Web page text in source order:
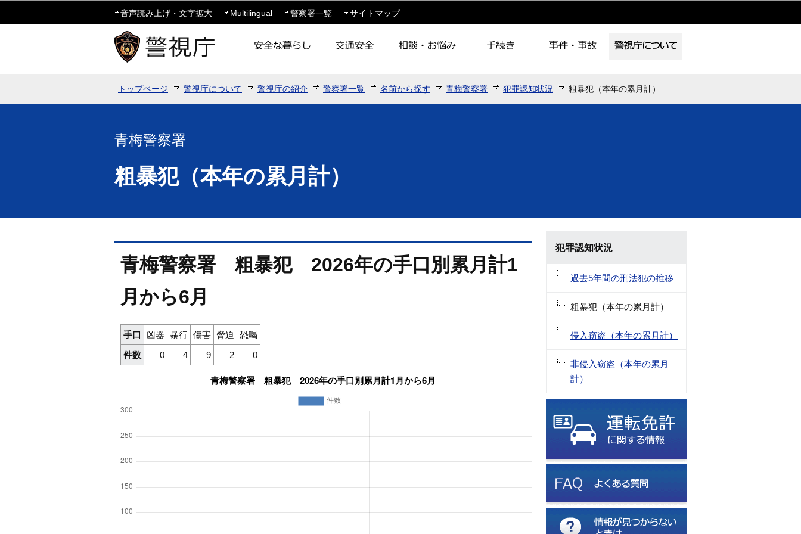
このページの本文へ移動
音声読み上げ・文字拡大 Multilingual 警察署一覧 サイトマップ
トップページ 警視庁について 警視庁の紹介 警察署一覧 名前から探す 青梅警察署 犯罪認知状況 粗暴犯（本年の累月計）
青梅警察署
粗暴犯（本年の累月計）
青梅警察署 粗暴犯 2026年の手口別累月計1
月から6月
手口 凶器 暴行 傷害 脅迫
恐喝
件数
0 4 9 2 0
犯罪認知状況
過去5年間の刑法犯の推移
粗暴犯（本年の累月計）
侵入窃盗（本年の累月計）
非侵入窃盗（本年の累月
計）